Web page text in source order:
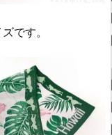
です。